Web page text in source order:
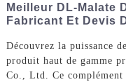
Meilleur DL-Malate
Fabricant Et Devis
Découvrez la puissance
produit haut de gamme
Co., Ltd. Ce